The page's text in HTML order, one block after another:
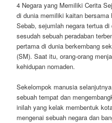
4 Negara yang Memiliki Cerita
di dunia memiliki kaitan
Sebab, sejumlah negara tertua
sesudah sebuah peradaban
pertama di dunia berkembang
(SM). Saat itu, orang-orang
kehidupan nomaden.
Sekelompok manusia
sebuah tempat dan
inilah yang kelak membentuk
mengenai sebuah negara dan